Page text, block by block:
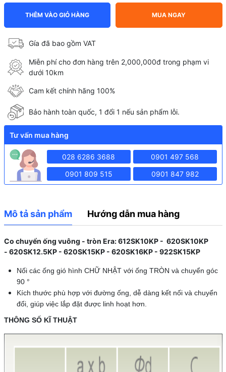
THÊM VÀO GIỎ HÀNG MUA NGAY
Gía đã bao gồm VAT
Miễn phí cho đơn hàng trên 2,000,000đ trong phạm vi
dưới 10km
Cam kết chính hãng 100%
Bảo hành toàn quốc, 1 đổi 1 nếu sản phẩm lỗi.
Tư vấn mua hàng
028 6286 3688 0901 497 568
0901 809 515 0901 847 982
Mô tả sản phẩm Hướng dẫn mua hàng
Co chuyển ống vuông - tròn Era: 612SK10KP - 620SK10KP
- 620SK12.5KP - 620SK15KP - 620SK16KP - 922SK15KP
Nối các ống gió hình CHỮ NHẬT với ống TRÒN và chuyển góc
90 °
Kích thước phù hợp với đường ống, dễ dàng kết nối và chuyển
đổi, giúp việc lắp đặt được linh hoạt hơn.
THÔNG SỐ KĨ THUẬT